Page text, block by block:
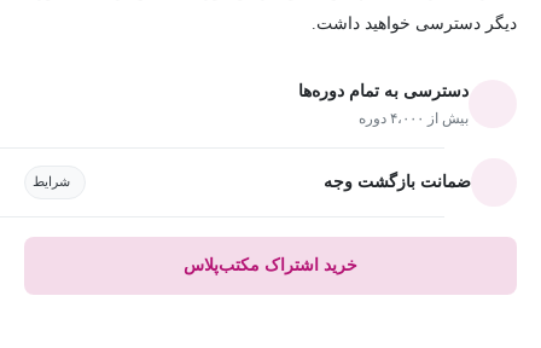
دیگر دسترسی خواهید داشت.
دسترسی به تمام دوره‌ها
بیش از ۴،۰۰۰ دوره
ضمانت بازگشت وجه شرایط
خرید اشتراک مکتب‌پلاس